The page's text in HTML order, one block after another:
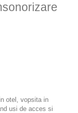
otel, vopsita in
usi de acces si